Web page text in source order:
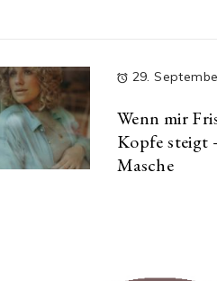
29.
Wenn mir
Kopfe steigt
Masche